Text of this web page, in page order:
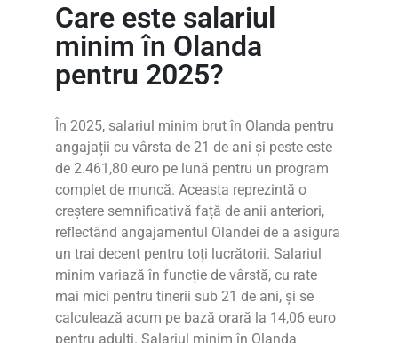
Care este salariul
minim în Olanda
pentru 2025?
În 2025, salariul minim brut în Olanda pentru
angajații cu vârsta de 21 de ani și peste este
de 2.461,80 euro pe lună pentru un program
complet de muncă. Aceasta reprezintă o
creștere semnificativă față de anii anteriori,
reflectând angajamentul Olandei de a asigura
un trai decent pentru toți lucrătorii. Salariul
minim variază în funcție de vârstă, cu rate
mai mici pentru tinerii sub 21 de ani, și se
calculează acum pe bază orară la 14,06 euro
pentru adulți. Salariul minim în Olanda